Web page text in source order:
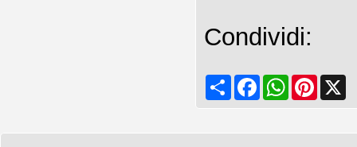
Condividi:
Share FacebookWhatsApp